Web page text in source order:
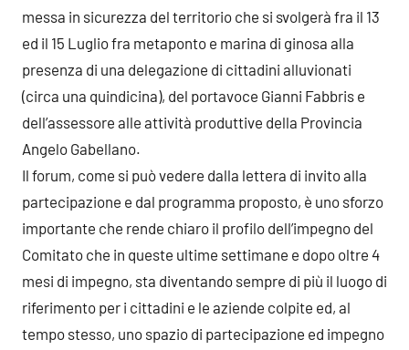
messa in sicurezza del territorio che si svolgerà fra il 13
ed il 15 Luglio fra metaponto e marina di ginosa alla
presenza di una delegazione di cittadini alluvionati
(circa una quindicina), del portavoce Gianni Fabbris e
dell’assessore alle attività produttive della Provincia
Angelo Gabellano.
Il forum, come si può vedere dalla lettera di invito alla
partecipazione e dal programma proposto, è uno sforzo
importante che rende chiaro il profilo dell’impegno del
Comitato che in queste ultime settimane e dopo oltre 4
mesi di impegno, sta diventando sempre di più il luogo di
riferimento per i cittadini e le aziende colpite ed, al
tempo stesso, uno spazio di partecipazione ed impegno